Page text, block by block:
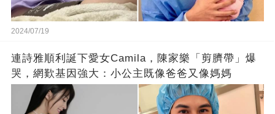
2024/07/19
連詩雅順利誕下愛女Camila，陳家樂「剪臍帶」爆
哭，網歎基因強大：小公主既像爸爸又像媽媽